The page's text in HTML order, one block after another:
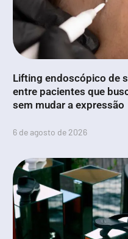
Lifting endoscópico de
entre pacientes que
sem mudar a expressão
6 de agosto de 2026